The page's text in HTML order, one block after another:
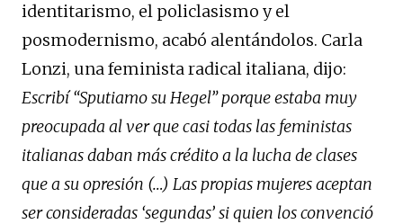
identitarismo, el policlasismo y el
posmodernismo, acabó alentándolos. Carla
Lonzi, una feminista radical italiana, dijo:
Escribí “Sputiamo su Hegel” porque estaba muy
preocupada al ver que casi todas las feministas
italianas daban más crédito a la lucha de clases
que a su opresión (…) Las propias mujeres aceptan
ser consideradas ‘segundas’ si quien los convenció